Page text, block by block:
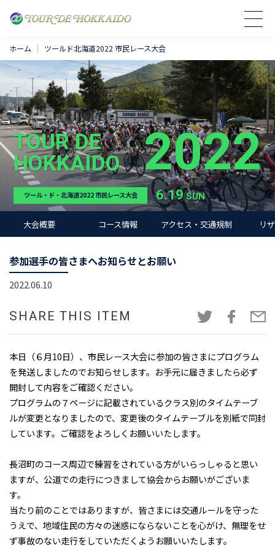
ホーム ツールド北海道2022 市民レース大会
TOUR DE
HOKKAIDO 2022
ツール・ド・北海道2022 市民レース大会 6.19SUN
大会概要 コース情報 アクセス・交通規制 リ
参加選手の皆さまへお知らせとお願い
2022.06.10
SHARE THIS ITEM
本日（６月10日）、市民レース大会に参加の皆さまにプログラム
を発送しましたのでお知らせします。お手元に届きましたら必ず
開封して内容をご確認ください。
プログラムの７ページに記載されているクラス別のタイムテーブ
ルが変更となりましたので、変更後のタイムテーブルを別紙で同封
しています。ご確認をよろしくお願いいたします。
長沼町のコース周辺で練習をされている方がいらっしゃると思い
ますが、公道での走行につきまして協会からお願いがございま
す。
当たり前のことではありますが、皆さまには交通ルールを守った
うえで、地域住民の方々の迷惑にならないことを心がけ、無理をせ
ず事故のない走行をしていただくようお願いいたします。